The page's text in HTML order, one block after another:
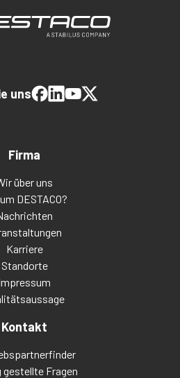
Firma
über uns
DESTACO?
Karriere
Standorte
Kontakt
gestellte Fragen
uns